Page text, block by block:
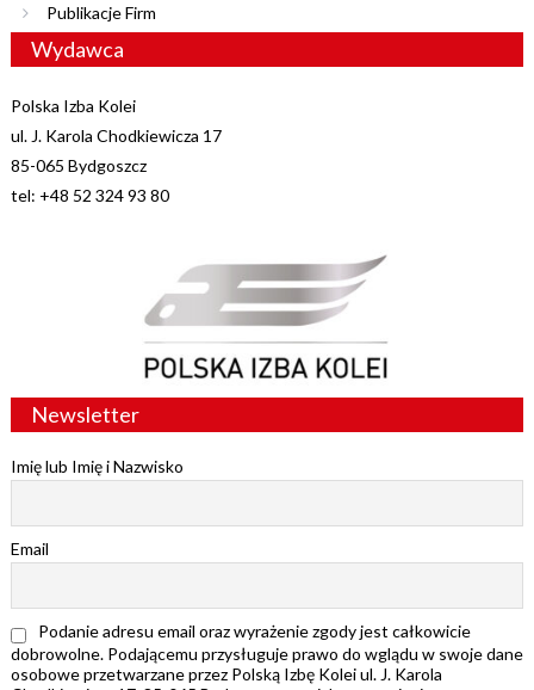
Publikacje Firm
Wydawca
Polska Izba Kolei
ul. J. Karola Chodkiewicza 17
85-065 Bydgoszcz
tel: +48 52 324 93 80
Newsletter
Imię lub Imię i Nazwisko
Email
Podanie adresu email oraz wyrażenie zgody jest całkowicie
dobrowolne. Podającemu przysługuje prawo do wglądu w swoje dane
osobowe przetwarzane przez Polską Izbę Kolei ul. J. Karola